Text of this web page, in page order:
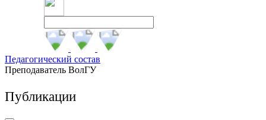
Педагогический состав
Преподаватель ВолГУ
Публикации